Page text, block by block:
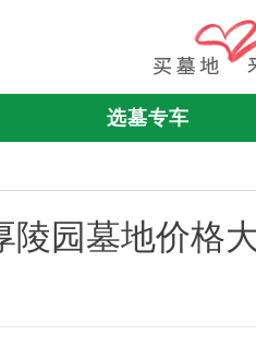
选墓专车
园墓地价格